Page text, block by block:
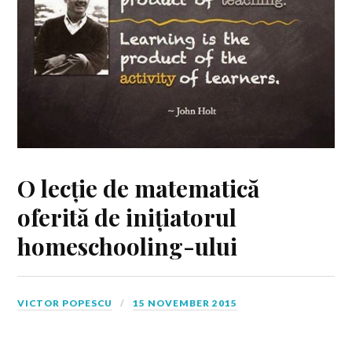
O lecție de matematică
oferită de inițiatorul
homeschooling-ului
VICTOR POPESCU 15 NOVEMBER 2015